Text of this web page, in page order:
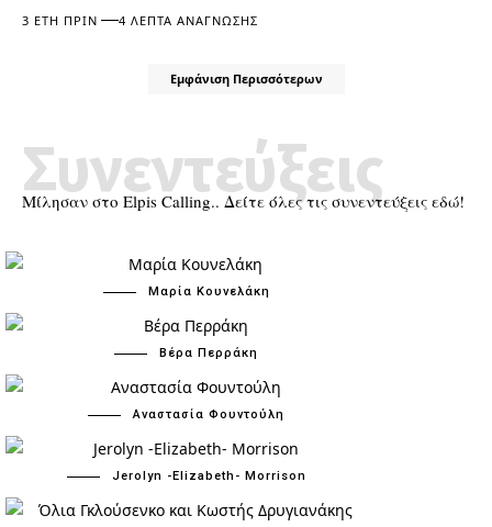
3 ΈΤΗ ΠΡΙΝ 4 ΛΕΠΤΆ ΑΝΆΓΝΩΣΗΣ
Εμφάνιση Περισσότερων
Μίλησαν στο Elpis Calling.. Δείτε όλες τις συνεντεύξεις εδώ!
Συνεντεύξεις
Μαρία Κουνελάκη
Βέρα Περράκη
Αναστασία Φουντούλη
Jerolyn -Elizabeth- Morrison